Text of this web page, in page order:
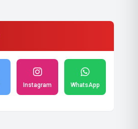
Instagram WhatsApp